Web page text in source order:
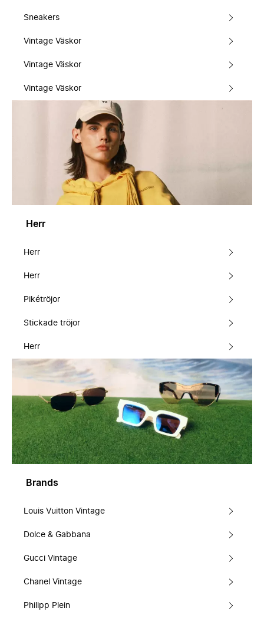
Sneakers
Vintage Väskor
Vintage Väskor
Vintage Väskor
Herr
Herr
Herr
Pikétröjor
Stickade tröjor
Herr
Brands
Louis Vuitton Vintage
Dolce & Gabbana
Gucci Vintage
Chanel Vintage
Philipp Plein